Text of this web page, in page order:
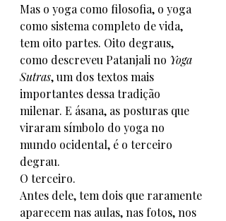
Mas o yoga como filosofia, o yoga
como sistema completo de vida,
tem oito partes. Oito degraus,
como descreveu Patanjali no Yoga
Sutras, um dos textos mais
importantes dessa tradição
milenar. E ásana, as posturas que
viraram símbolo do yoga no
mundo ocidental, é o terceiro
degrau.
O terceiro.
Antes dele, tem dois que raramente
aparecem nas aulas, nas fotos, nos